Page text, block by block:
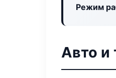
Режим
Авто и